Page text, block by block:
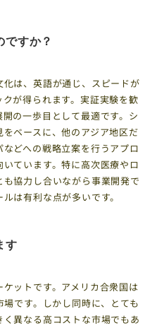
ですか？
は、英語が通じ、スピードが
が得られます。実証実験を歓
の一歩目として最適です。シ
ベースに、他のアジア地区だ
どへの戦略立案を行うアプロ
ています。特に高次医療やロ
協力し合いながら事業開発で
は有利な点が多いです。
す
ットです。アメリカ合衆国は
です。しかし同時に、とても
異なる高コストな市場でもあ